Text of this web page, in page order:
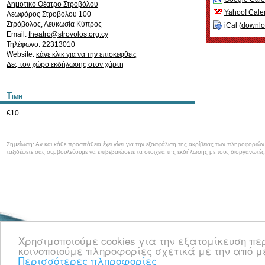
Χρησιμοποιούμε cookies για την εξατομίκευση
κοινοποιούμε πληροφορίες σχετικά με την από
Περισσότερες πληροφορίες
Δημοτικό Θέατρο Στροβόλου
Λεωφόρος Στροβόλου 100
Στρόβολος,Λευκωσία Κύπρος
Email: theatro@strovolos.org.cy
Τηλέφωνο: 22313010
Website: κάνε κλικ για να την επισκεφθείς
Δες τον χώρο εκδήλωσης στον χάρτη
Τιμη
€10
Yahoo!
iCal (
Σημείωση: Αν και κάθε προσπάθεια έχει γίνει για την εξασφάλιση της ακρίβειας των
ταξιδέψετε σας συμβουλεύουμε να επιβεβαιώσετε τα στοιχεία της εκδήλωσης με τους διοργανωτές.
κοινωνικές, μουσικές και όλες τις άλλες εκδηλώσεις στην Κύπρο.
πληροφορίες επικοινωνία